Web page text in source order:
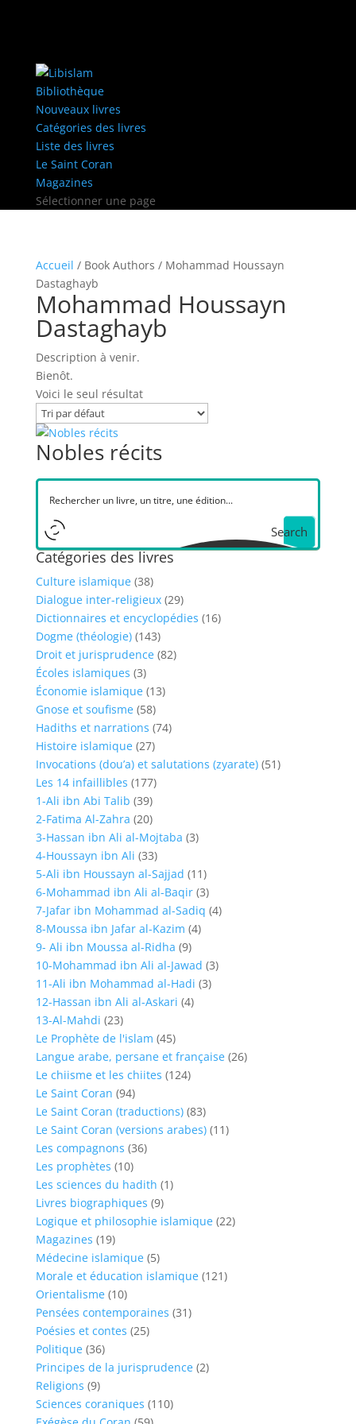
Bibliothèque
Nouveaux livres
Catégories des livres
Liste des livres
Le Saint Coran
Magazines
Sélectionner une page
Accueil / Book Authors / Mohammad Houssayn
Dastaghayb
Mohammad Houssayn
Dastaghayb
Description à venir.
Bienôt.
Voici le seul résultat
Nobles récits
Search
Catégories des livres
Culture islamique (38)
Dialogue inter-religieux (29)
Dictionnaires et encyclopédies (16)
Dogme (théologie) (143)
Droit et jurisprudence (82)
Écoles islamiques (3)
Économie islamique (13)
Gnose et soufisme (58)
Hadiths et narrations (74)
Histoire islamique (27)
Invocations (dou’a) et salutations (zyarate) (51)
Les 14 infaillibles (177)
1-Ali ibn Abi Talib (39)
2-Fatima Al-Zahra (20)
3-Hassan ibn Ali al-Mojtaba (3)
4-Houssayn ibn Ali (33)
5-Ali ibn Houssayn al-Sajjad (11)
6-Mohammad ibn Ali al-Baqir (3)
7-Jafar ibn Mohammad al-Sadiq (4)
8-Moussa ibn Jafar al-Kazim (4)
9- Ali ibn Moussa al-Ridha (9)
10-Mohammad ibn Ali al-Jawad (3)
11-Ali ibn Mohammad al-Hadi (3)
12-Hassan ibn Ali al-Askari (4)
13-Al-Mahdi (23)
Le Prophète de l'islam (45)
Langue arabe, persane et française (26)
Le chiisme et les chiites (124)
Le Saint Coran (94)
Le Saint Coran (traductions) (83)
Le Saint Coran (versions arabes) (11)
Les compagnons (36)
Les prophètes (10)
Les sciences du hadith (1)
Livres biographiques (9)
Logique et philosophie islamique (22)
Magazines (19)
Médecine islamique (5)
Morale et éducation islamique (121)
Orientalisme (10)
Pensées contemporaines (31)
Poésies et contes (25)
Politique (36)
Principes de la jurisprudence (2)
Religions (9)
Sciences coraniques (110)